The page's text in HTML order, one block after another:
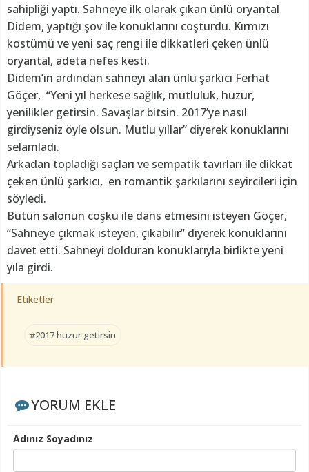
sahipliği yaptı. Sahneye ilk olarak çıkan ünlü oryantal
Didem, yaptığı şov ile konuklarını coşturdu. Kırmızı
kostümü ve yeni saç rengi ile dikkatleri çeken ünlü
oryantal, adeta nefes kesti.
Didem’in ardından sahneyi alan ünlü şarkıcı Ferhat
Göçer, “Yeni yıl herkese sağlık, mutluluk, huzur,
yenilikler getirsin. Savaşlar bitsin. 2017’ye nasıl
girdiyseniz öyle olsun. Mutlu yıllar” diyerek konuklarını
selamladı.
Arkadan topladığı saçları ve sempatik tavırları ile dikkat
çeken ünlü şarkıcı, en romantik şarkılarını seyircileri için
söyledi.
Bütün salonun coşku ile dans etmesini isteyen Göçer,
“Sahneye çıkmak isteyen, çıkabilir” diyerek konuklarını
davet etti. Sahneyi dolduran konuklarıyla birlikte yeni
yıla girdi.
Etiketler
#2017 huzur getirsin
YORUM EKLE
Adınız Soyadınız